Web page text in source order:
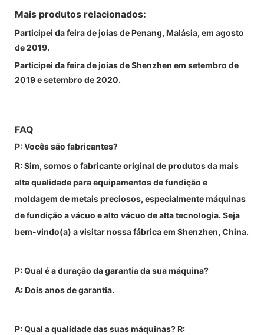
Mais produtos relacionados:
Participei da feira de joias de Penang, Malásia, em agosto
de 2019.
Participei da feira de joias de Shenzhen em setembro de
2019 e setembro de 2020.
FAQ
P: Vocês são fabricantes?
R: Sim, somos o fabricante original de produtos da mais
alta qualidade para equipamentos de fundição e
moldagem de metais preciosos, especialmente máquinas
de fundição a vácuo e alto vácuo de alta tecnologia. Seja
bem-vindo(a) a visitar nossa fábrica em Shenzhen, China.
P: Qual é a duração da garantia da sua máquina?
A: Dois anos de garantia.
P: Qual a qualidade das suas máquinas? R: